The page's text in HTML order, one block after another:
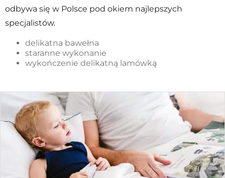
odbywa się w Polsce pod okiem najlepszych
specjalistów.
delikatna bawełna
staranne wykonanie
wykończenie delikatną lamówką